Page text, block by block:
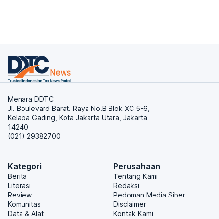
Menara DDTC
Jl. Boulevard Barat. Raya No.B Blok XC 5-6,
Kelapa Gading, Kota Jakarta Utara, Jakarta
14240
(021) 29382700
Kategori
Berita
Literasi
Review
Komunitas
Data & Alat
Perusahaan
Tentang Kami
Redaksi
Pedoman Media Siber
Disclaimer
Kontak Kami